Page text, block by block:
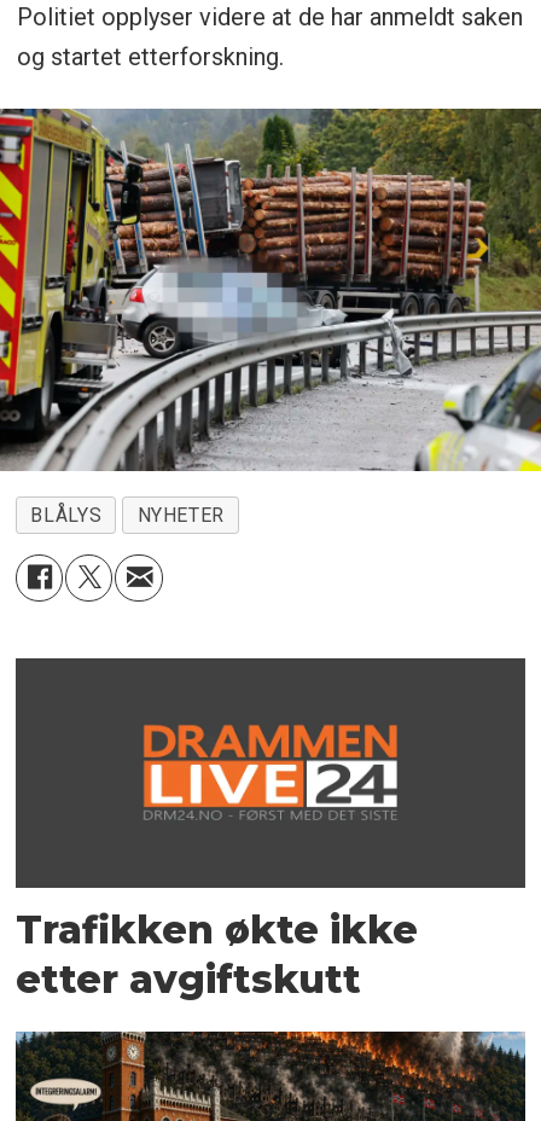
Politiet opplyser videre at de har anmeldt saken
og startet etterforskning.
BLÅLYS NYHETER
Trafikken økte ikke
etter avgiftskutt